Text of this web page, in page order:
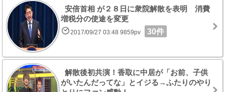
安倍首相 が２８日に衆院解散を表明 消費
増税分の使途を変更
2017/09/27 03:48 9859pv 30件
解散後初共演！香取に中居が「お前、子供
がいたんだってな」とイジる→ふたりのやり